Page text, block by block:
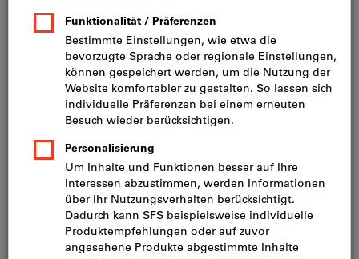
Setpreis 5 Stück (CHF 14.03 / 1 Stück)
inkl. MwSt. zzgl. Versandkosten
Netto: CHF 64.90
(mm):
2 3 4 6 8